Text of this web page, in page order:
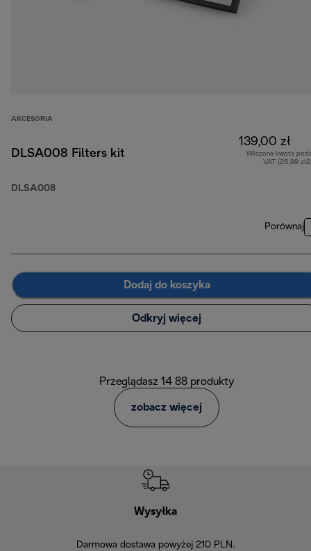
AKCESORIA
DLSA008 Filters kit
DLSA008
139,00 zł
Wliczona kwota
VAT (25,99
Porównaj
Dodaj do koszyka
Odkryj więcej
Przeglądasz 14 88 produkty
zobacz więcej
Wysyłka
Darmowa dostawa powyżej 210 PLN.